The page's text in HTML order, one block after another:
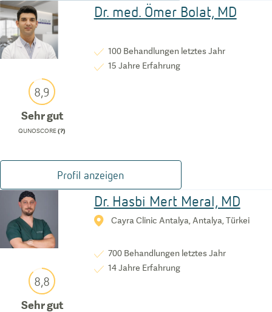
8,9
Sehr gut
QUNOSCORE(?)
Dr. med. Ömer Bolat, MD
100 Behandlungen letztes Jahr
15 Jahre Erfahrung
Profil anzeigen
8,8
Sehr gut
Dr. Hasbi Mert Meral, MD
Cayra Clinic Antalya, Antalya, Türkei
700 Behandlungen letztes Jahr
14 Jahre Erfahrung